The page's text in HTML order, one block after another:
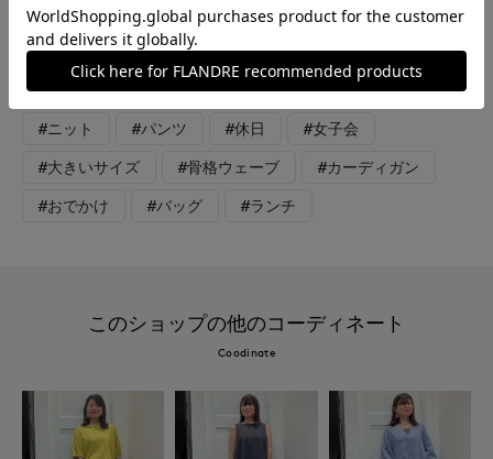
ンツはポンテトルト社の麻ストレッチ素材で履き心地抜群！ワン
タックと太すぎないセミワイドで美シルエットです。 爽やかブ
ルー×アイボリーで大人カジュアルコーデにしました。
#ニット #パンツ #休日 #女子会
#大きいサイズ #骨格ウェーブ #カーディガン
#おでかけ #バッグ #ランチ
このショップの他のコーディネート
Coodinate